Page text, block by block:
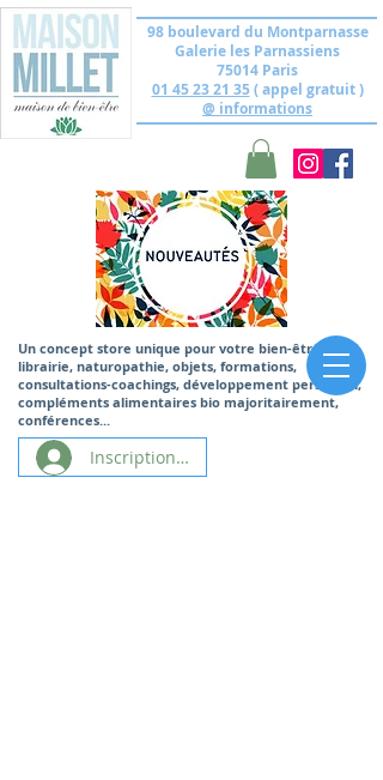
98 boulevard du Montparnasse
Galerie les Parnassiens
75014 Paris
01 45 23 21 35( appel gratuit )
@ informations
Un concept store unique pour votre bien-être,
librairie, naturopathie, objets, formations,
consultations-coachings, développement personnel,
compléments alimentaires bio majoritairement,
conférences...
Inscription/Connexion